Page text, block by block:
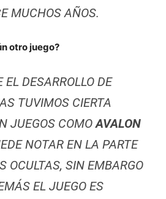
MUCHOS AÑOS.
otro juego?
EL DESARROLLO DE
TUVIMOS CIERTA
JUEGOS COMOAVALON
NOTAR EN LA PARTE
OCULTAS, SIN EMBARGO
EL JUEGO ES